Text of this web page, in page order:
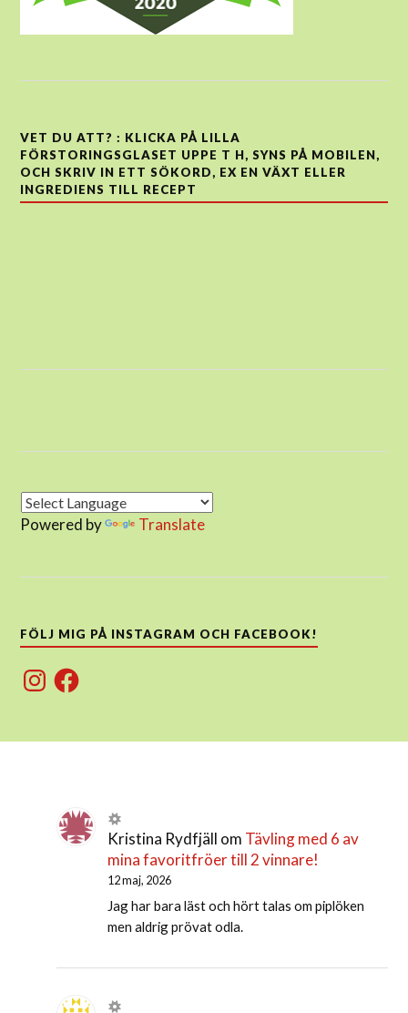
VET DU ATT? : KLICKA PÅ LILLA
FÖRSTORINGSGLASET UPPE T H, SYNS PÅ MOBILEN,
OCH SKRIV IN ETT SÖKORD, EX EN VÄXT ELLER
INGREDIENS TILL RECEPT
Powered by Translate
FÖLJ MIG PÅ INSTAGRAM OCH FACEBOOK!
InstagramFacebook
Kristina Rydfjäll om Tävling med 6 av
mina favoritfröer till 2 vinnare!
12 maj, 2026
Jag har bara läst och hört talas om piplöken
men aldrig prövat odla.